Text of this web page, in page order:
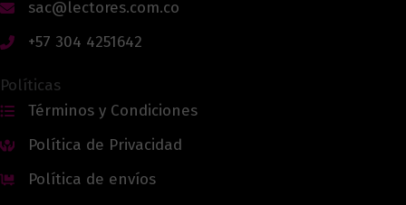
sac@lectores.com.co
+57 304 4251642
Políticas
Términos y Condiciones
Política de Privacidad
Política de envíos